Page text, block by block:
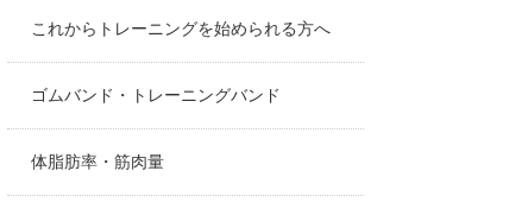
これからトレーニングを始められる方へ
ゴムバンド・トレーニングバンド
体脂肪率・筋肉量